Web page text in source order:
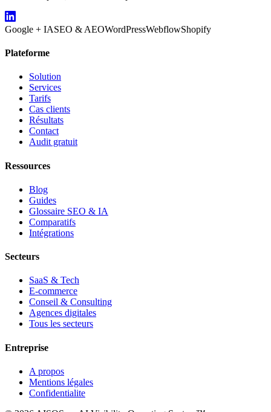
Google + IASEO & AEOWordPressWebflowShopify
Plateforme
Solution
Services
Tarifs
Cas clients
Résultats
Contact
Audit gratuit
Ressources
Blog
Guides
Glossaire SEO & IA
Comparatifs
Intégrations
Secteurs
SaaS & Tech
E-commerce
Conseil & Consulting
Agences digitales
Tous les secteurs
Entreprise
A propos
Mentions légales
Confidentialite